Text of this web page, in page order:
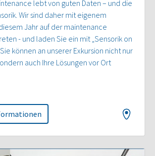
lebt von guten Daten – und die
Wir sind daher mit eigenem
Jahr auf der maintenance
- und laden Sie ein mit „Sensorik on
können an unserer Exkursion nicht nur
auch Ihre Lösungen vor Ort